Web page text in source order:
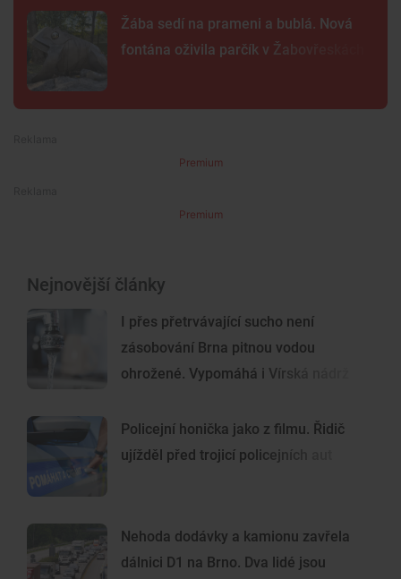
Žába sedí na prameni a bublá. Nová
fontána oživila parčík v Žabovřeskách
Premium
Premium
Nejnovější články
I přes přetrvávající sucho není
zásobování Brna pitnou vodou
ohrožené. Vypomáhá i Vírská nádrž
Policejní honička jako z filmu. Řidič
ujížděl před trojicí policejních aut
Nehoda dodávky a kamionu zavřela
dálnici D1 na Brno. Dva lidé jsou